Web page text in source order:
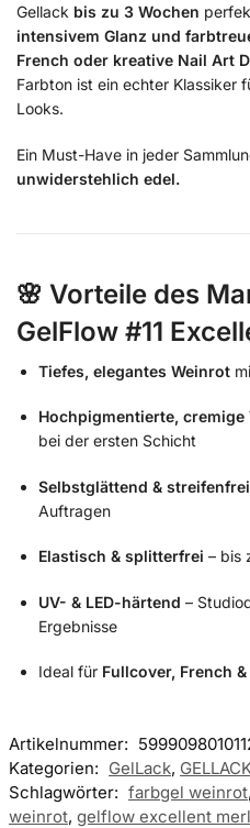
Gellack bis zu 3 Wochen
intensivem Glanz und
French oder kreative Nail Art
Farbton ist ein echter Klassiker
Looks.
Ein Must-Have in jeder
unwiderstehlich edel.
🌸 Vorteile des
GelFlow #11
Tiefes, elegantes Weinrot
Hochpigmentierte, cremige
bei der ersten Schicht
Selbstglättend & streifenfrei
Auftragen
Elastisch & splitterfrei – bis
UV- & LED-härtend –
Ergebnisse
Ideal für Fullcover, French
Artikelnummer:
Kategorien: GelLack,
Schlagwörter: farbgel weinrot,
weinrot, gelflow excellent